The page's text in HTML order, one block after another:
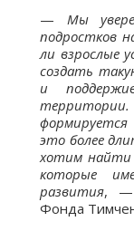
— Мы
подростков
ли взрослые
создать
и
формируется
это более
хотим найти
которые
развития, —
Фонда